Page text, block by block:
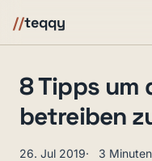
//teqqy
8 Tipps um
betreiben
26. Jul 2019 3